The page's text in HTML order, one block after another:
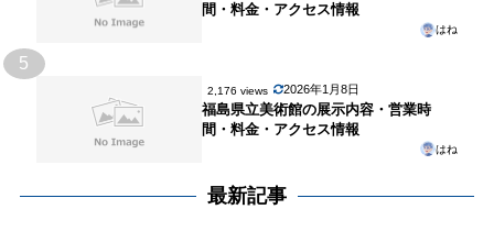
間・料金・アクセス情報
はね
5
2,176 views 2026年1月8日
福島県立美術館の展示内容・営業時
間・料金・アクセス情報
はね
最新記事